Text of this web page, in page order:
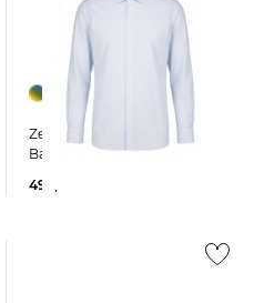
Zegna | Herren Hemd aus
Baumwolle
495,00 €